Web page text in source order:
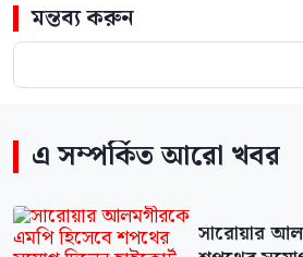
মন্তব্য করুন
এ সম্পর্কিত আরো খবর
সারোয়ার